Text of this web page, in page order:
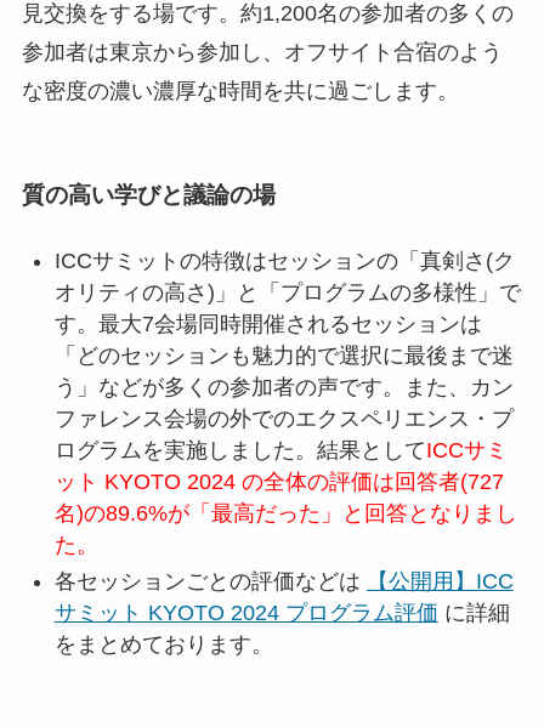
見交換をする場です。約1,200名の参加者の多くの
参加者は東京から参加し、オフサイト合宿のよう
な密度の濃い濃厚な時間を共に過ごします。
質の高い学びと議論の場
ICCサミットの特徴はセッションの「真剣さ(ク
オリティの高さ)」と「プログラムの多様性」で
す。最大7会場同時開催されるセッションは
「どのセッションも魅力的で選択に最後まで迷
う」などが多くの参加者の声です。また、カン
ファレンス会場の外でのエクスペリエンス・プ
ログラムを実施しました。結果としてICCサミ
ット KYOTO 2024 の全体の評価は回答者(727
名)の89.6%が「最高だった」と回答となりまし
た。
各セッションごとの評価などは
【公開用】ICC
サミット KYOTO 2024 プログラム評価 に詳細
をまとめております。